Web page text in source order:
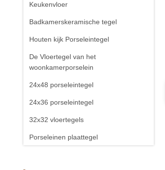
Keukenvloer
Badkamerskeramische tegel
Houten kijk Porseleintegel
De Vloertegel van het
woonkamerporselein
24x48 porseleintegel
24x36 porseleintegel
32x32 vloertegels
Porseleinen plaattegel